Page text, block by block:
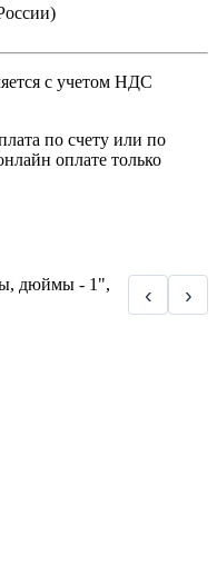
с учетом НДС
по счету или по
оплате только
дюймы - 1",
‹ ›